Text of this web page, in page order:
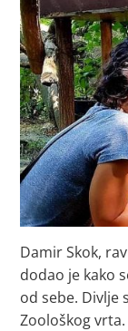
Damir Skok,
dodao je kako
od sebe. Divlje
Zoološkog vrta.